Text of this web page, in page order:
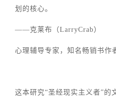
划的核心。
——克莱布（LarryCrab）
心理辅导专家，知名畅销书
这本研究“圣经现实主义者”的